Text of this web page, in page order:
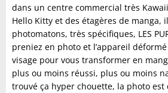
dans un centre commercial très
Hello Kitty et des étagères de manga,
photomatons, très spécifiques, LES
preniez en photo et l’appareil
visage pour vous transformer en
plus ou moins réussi, plus ou moins
trouvé ça hyper chouette, la photo